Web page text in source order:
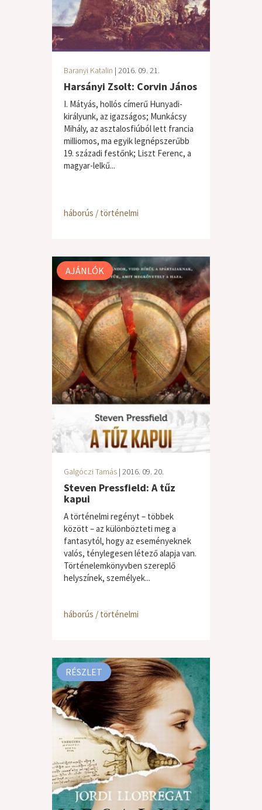
Baranyi Katalin | 2016. 09. 21.
Harsányi Zsolt: Corvin János
I. Mátyás, hollós címerű Hunyadi-
királyunk, az igazságos; Munkácsy
Mihály, az asztalosfiúból lett francia
milliomos, ma egyik legnépszerűbb
19. századi festőnk; Liszt Ferenc, a
magyar-lelkű...
háborús / történelmi
AJÁNLÓK
Galgóczi Tamás | 2016. 09. 20.
Steven Pressfield: A tűz
kapui
A történelmi regényt – többek
között – az különbözteti meg a
fantasytól, hogy az eseményeknek
valós, ténylegesen létező alapja van.
Történelemkönyvben szereplő
helyszínek, személyek...
háborús / történelmi
RÉSZLET